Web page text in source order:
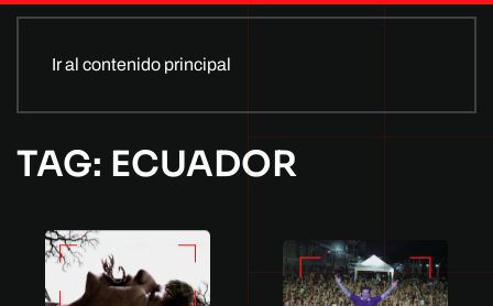
Ir al contenido principal
TAG: ECUADOR